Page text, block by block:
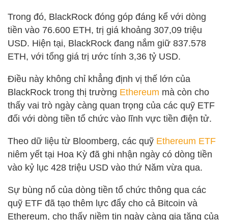
Trong đó, BlackRock đóng góp đáng kể với dòng
tiền vào 76.600 ETH, trị giá khoảng 307,09 triệu
USD. Hiện tại, BlackRock đang nắm giữ 837.578
ETH, với tổng giá trị ước tính 3,36 tỷ USD.
Điều này không chỉ khẳng định vị thế lớn của
BlackRock trong thị trường Ethereum mà còn cho
thấy vai trò ngày càng quan trọng của các quỹ ETF
đối với dòng tiền tổ chức vào lĩnh vực tiền điện tử.
Theo dữ liệu từ Bloomberg, các quỹ Ethereum ETF
niêm yết tại Hoa Kỳ đã ghi nhận ngày có dòng tiền
vào kỷ lục 428 triệu USD vào thứ Năm vừa qua.
Sự bùng nổ của dòng tiền tổ chức thông qua các
quỹ ETF đã tạo thêm lực đẩy cho cả Bitcoin và
Ethereum, cho thấy niềm tin ngày càng gia tăng của